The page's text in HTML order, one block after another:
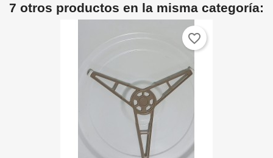
7 otros productos en la misma categoría:
favorite_border